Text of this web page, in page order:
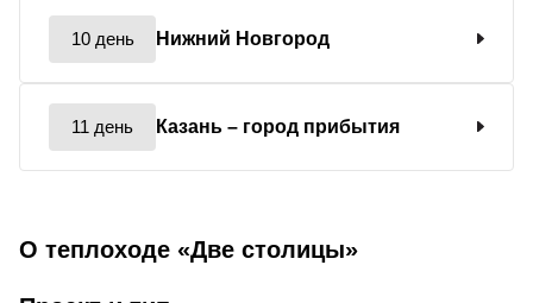
10 день Нижний Новгород
11 день Казань – город прибытия
О теплоходе «Две столицы»